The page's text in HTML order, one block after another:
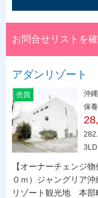
お問合せリストを
アダンリゾート
売買
沖
保
【オーナーチェンジ
０ｍ）ジャングリア
リゾート観光地 本部